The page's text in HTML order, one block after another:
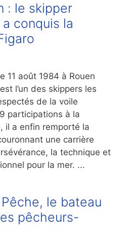
: le skipper
conquis la
11 août 1984 à Rouen
l’un des skippers les
de la voile
participations à la
il a enfin remporté la
une carrière
la technique et
pour la mer. ...
le bateau
pêcheurs-